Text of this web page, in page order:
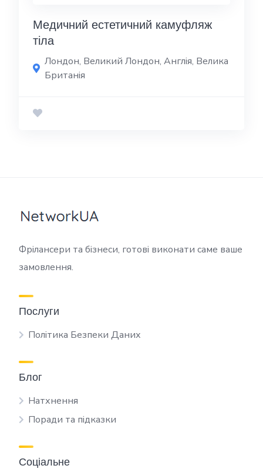
Медичний естетичний камуфляж
тіла
Лондон, Великий Лондон, Англія, Велика
Британія
Фрілансери та бізнеси, готові виконати саме ваше
замовлення.
Послуги
Політика Безпеки Даних
Блог
Натхнення
Поради та підказки
Соціальне